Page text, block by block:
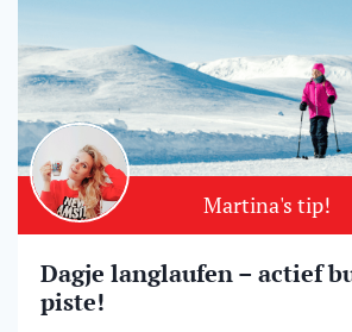
Martina's tip!
Dagje langlaufen – actief
piste!